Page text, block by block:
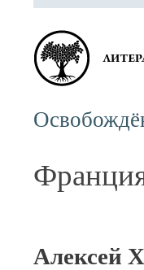
Алексей